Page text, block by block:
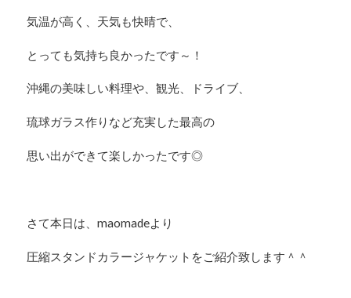
気温が高く、天気も快晴で、
とっても気持ち良かったです～！
沖縄の美味しい料理や、観光、ドライブ、
琉球ガラス作りなど充実した最高の
思い出ができて楽しかったです◎
さて本日は、maomadeより
圧縮スタンドカラージャケットをご紹介致します＾＾